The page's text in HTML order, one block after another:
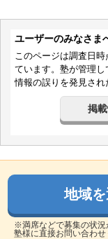
ユーザーのみなさま
このページは調査日
ています。塾が管理し
情報の誤りを発見され
掲
地域
※満席などで募集の状況
塾様に直接お問い合わせ